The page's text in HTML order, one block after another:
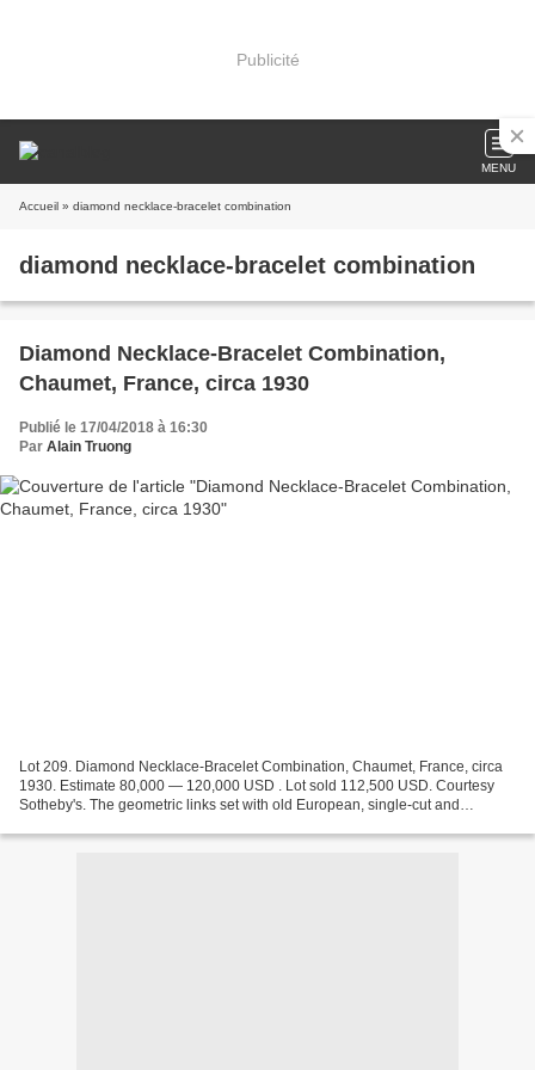
Publicité
MENU
Accueil » diamond necklace-bracelet combination
diamond necklace-bracelet combination
Diamond Necklace-Bracelet Combination,
Chaumet, France, circa 1930
Publié le 17/04/2018 à 16:30
Par Alain Truong
Lot 209. Diamond Necklace-Bracelet Combination, Chaumet, France, circa
1930. Estimate 80,000 — 120,000 USD . Lot sold 112,500 USD. Courtesy
Sotheby's. The geometric links set with old European, single-cut and